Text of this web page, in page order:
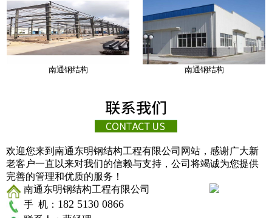
南通钢结构 南通钢结构
欢迎您来到 南通东明钢结构工程有限公司 网站，感谢广大新
老客户一直以来对我们的信赖与支持，公司将竭诚为您提供
完善的管理和优质的服务！
南通东明钢结构工程有限公司
手 机： 182 5130 0866